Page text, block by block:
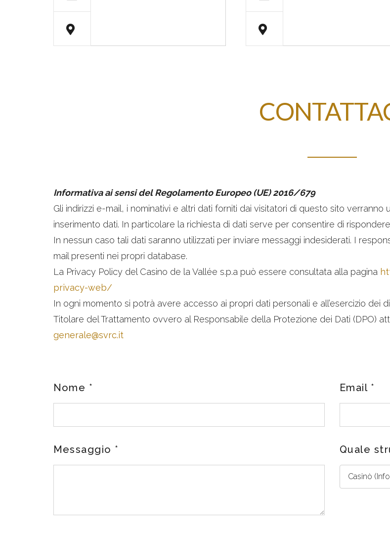
Informativa ai sensi del Regolamento Europeo (UE) 2016/679
Gli indirizzi e-mail, i nominativi e altri dati forniti dai visitatori di questo sito
inserimento dati. In particolare la richiesta di dati serve per consentire di
In nessun caso tali dati saranno utilizzati per inviare messaggi indesiderati. I
mail presenti nei propri database.
La Privacy Policy del Casino de la Vallée s.p.a può essere consultata alla pagina
privacy-web/
In ogni momento si potrà avere accesso ai propri dati personali e all’esercizio dei
Titolare del Trattamento ovvero al Responsabile della Protezione dei Dati (DPO)
generale@svrc.it
Nome * Email *
Messaggio * Quale